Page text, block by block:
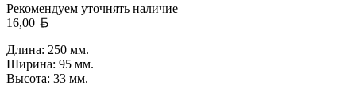
Рекомендуем уточнять наличие
16,00
Длина: 250 мм.
Ширина: 95 мм.
Высота: 33 мм.